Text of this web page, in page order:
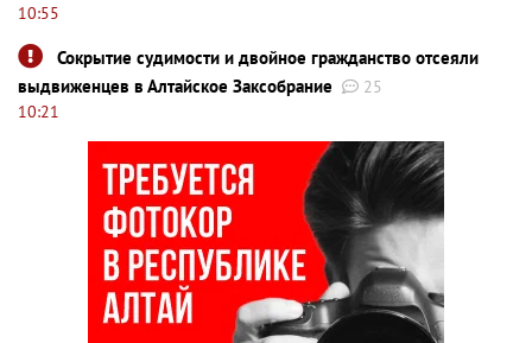
10:55
Сокрытие судимости и двойное гражданство отсеяли
выдвиженцев в Алтайское Заксобрание
25
10:21